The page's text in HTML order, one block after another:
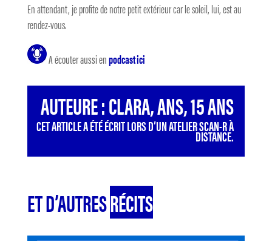
En attendant, je profite de notre petit extérieur car le soleil, lui, est au
rendez-vous.
A écouter aussi enpodcast ici
AUTEURE : CLARA, ANS, 15 ANS
CET ARTICLE A ÉTÉ ÉCRIT LORS D’UN ATELIER SCAN-R À
DISTANCE.
ET D’AUTRESRÉCITS